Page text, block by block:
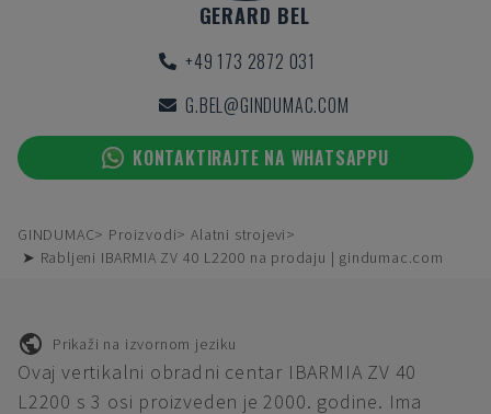
GERARD BEL
+49 173 2872 031
G.BEL@GINDUMAC.COM
KONTAKTIRAJTE NA WHATSAPPU
GINDUMAC Proizvodi
Alatni strojevi
➤ Rabljeni IBARMIA ZV 40 L2200 na prodaju | gindumac.com
Prikaži na izvornom jeziku
Ovaj vertikalni obradni centar IBARMIA ZV 40
L2200 s 3 osi proizveden je 2000. godine. Ima